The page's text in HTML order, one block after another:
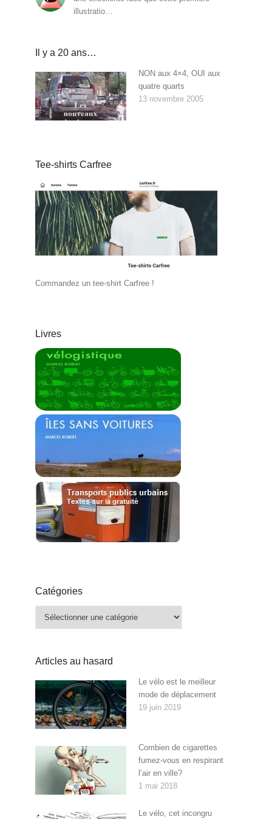
illustratio…
Il y a 20 ans…
NON aux 4×4, OUI aux
quatre quarts
13 novembre 2005
Tee-shirts Carfree
Commandez un tee-shirt Carfree !
Livres
Catégories
Catégories
Articles au hasard
Le vélo est le meilleur
mode de déplacement
19 juin 2019
Combien de cigarettes
fumez-vous en respirant
l’air en ville?
1 mai 2018
Le vélo, cet incongru